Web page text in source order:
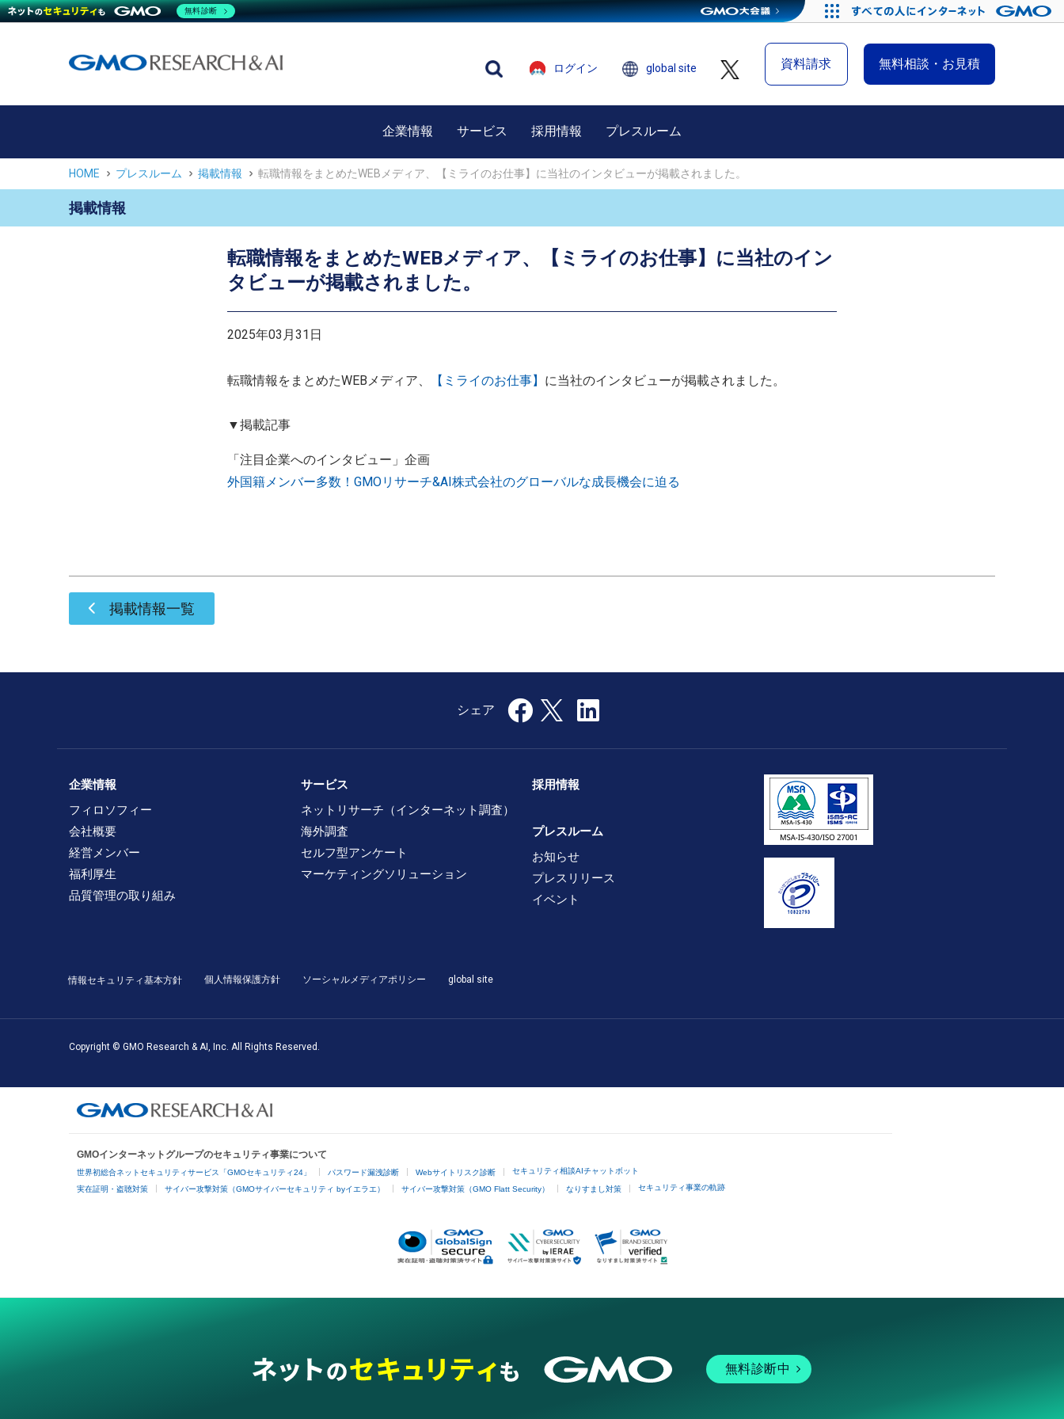
資料請求 無料相談・お見積
global site
ログイン
企業情報 サービス 採用情報 プレスルーム
HOME プレスルーム 掲載情報 転職情報をまとめたWEBメディア、【ミライのお仕事】に当社のインタビューが掲載されました。
掲載情報
転職情報をまとめたWEBメディア、【ミライのお仕事】に当社のイン
タビューが掲載されました。
2025年03月31日
転職情報をまとめたWEBメディア、 【ミライのお仕事】 に当社のインタビューが掲載されました。
▼掲載記事
「注目企業へのインタビュー」企画
外国籍メンバー多数！GMOリサーチ&AI株式会社のグローバルな成長機会に迫る
掲載情報一覧
企業情報
フィロソフィー
会社概要
経営メンバー
福利厚生
品質管理の取り組み
サービス
ネットリサーチ（インターネット調査）
海外調査
セルフ型アンケート
マーケティングソリューション
採用情報
プレスルーム
お知らせ
プレスリリース
イベント
情報セキュリティ基本方針 個人情報保護方針 ソーシャルメディアポリシー global site
Copyright © GMO Research & AI, Inc. All Rights Reserved.
GMOインターネットグループのセキュリティ事業について
世界初総合ネットセキュリティサービス「GMOセキュリティ24」 パスワード漏洩診断 Webサイトリスク診断 セキュリティ相談AIチャットボット
実在証明・盗聴対策 サイバー攻撃対策（GMOサイバーセキュリティ byイエラエ） サイバー攻撃対策（GMO Flatt Security） なりすまし対策 セキュリティ事業の軌跡
無料診断中
無料診断